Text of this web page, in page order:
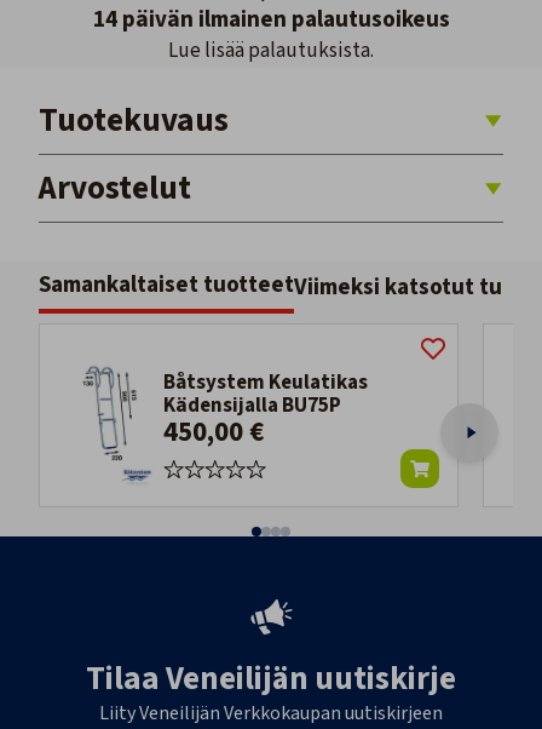
14 päivän ilmainen palautusoikeus
Lue lisää palautuksista.
Tuotekuvaus
Arvostelut
Samankaltaiset tuotteetViimeksi katsotut
Båtsystem Keulatikas
Kädensijalla BU75P
450,00 €
Tilaa Veneilijän uutiskirje
Liity Veneilijän Verkkokaupan uutiskirjeen